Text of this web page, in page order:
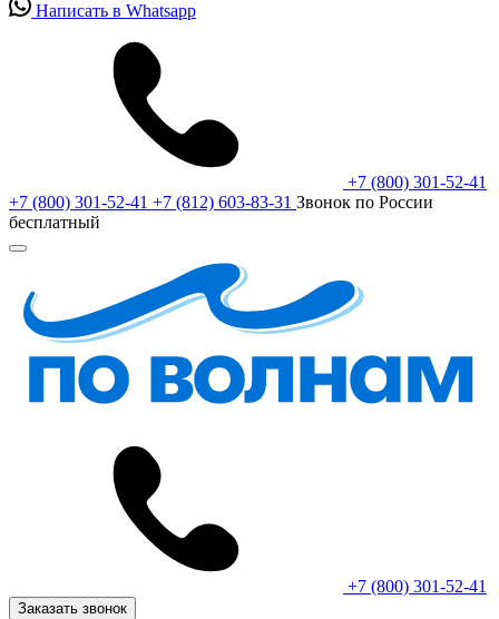
Написать в Whatsapp
+7 (800) 301-52-41
+7 (800) 301-52-41 +7 (812) 603-83-31 Звонок по России
бесплатный
+7 (800) 301-52-41
Заказать звонок